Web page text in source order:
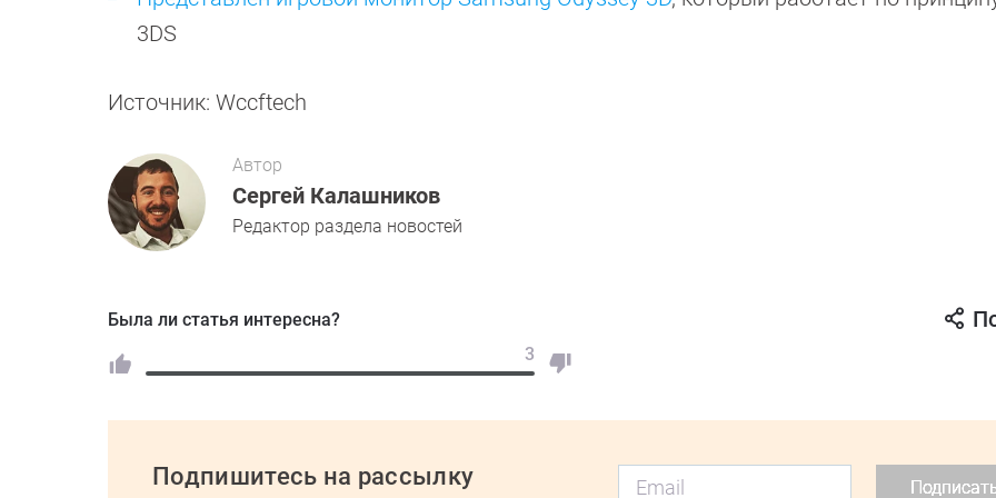
3DS
Источник: Wccftech
Автор
Сергей Калашников
Редактор раздела новостей
Была ли статья интересна?
3
Подпишитесь на рассылку